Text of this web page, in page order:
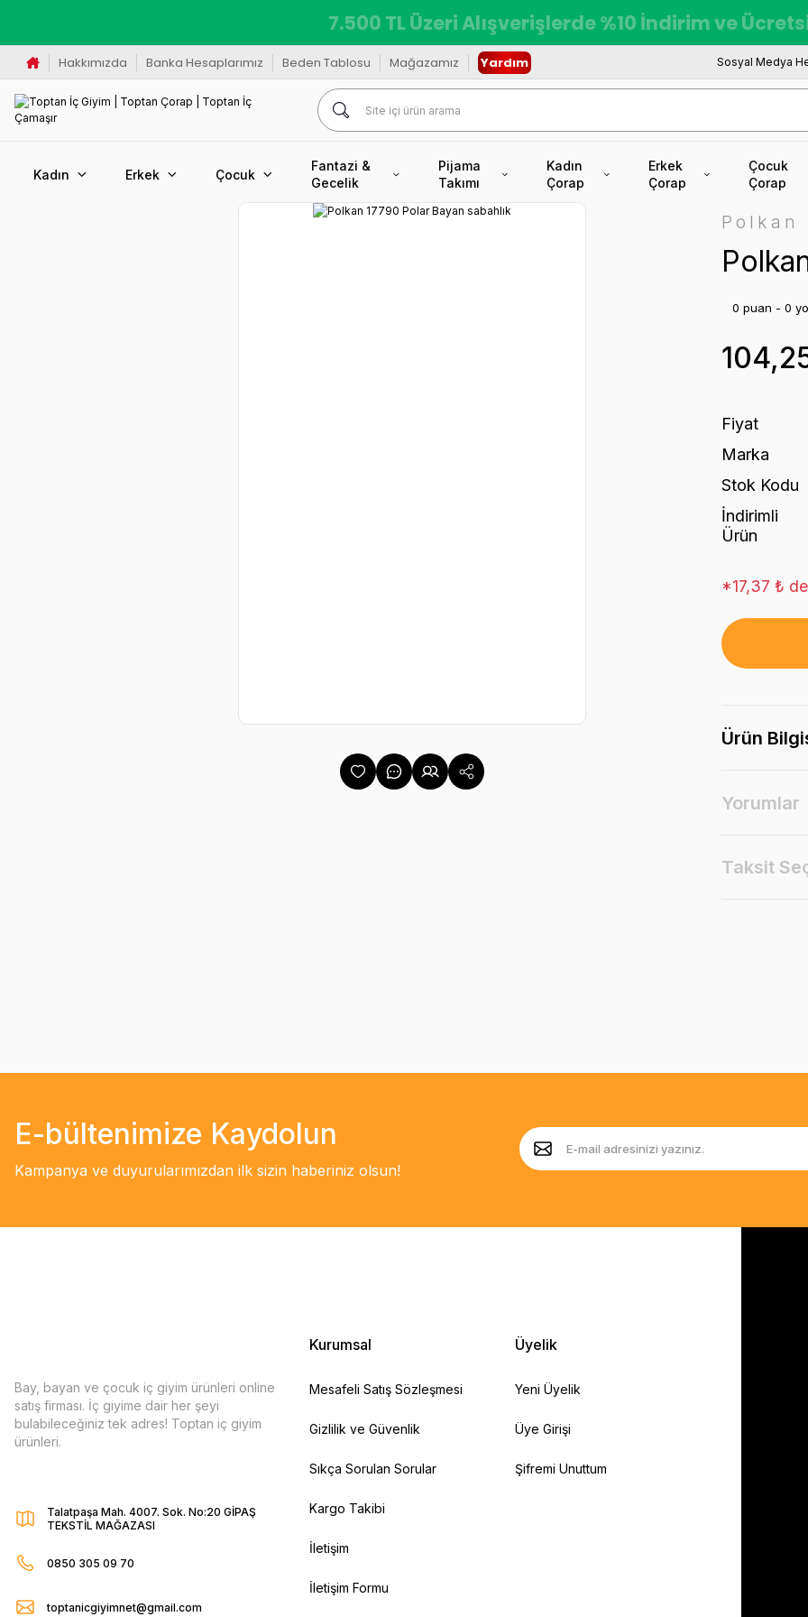
7.500 TL Üzeri Alışverişlerde %10 İndirim ve
Hakkımızda Banka Hesaplarımız Beden Tablosu Mağazamız Yardım Sosyal Medya
Kadın Erkek Çocuk
Fantazi &
Gecelik
Pijama
Takımı
Kadın
Çorap
Erkek
Çorap
Çocuk
Çorap
Polkan
0 puan - 0
Fiyat
Marka
Stok Kodu
İndirimli
Ürün
*17,37 ₺
Ürün
Yorumlar
Taksit
E-bültenimize Kaydolun
Kampanya ve duyurularımızdan ilk sizin haberiniz olsun!
Bay, bayan ve çocuk iç giyim ürünleri online
satış firması. İç giyime dair her şeyi
bulabileceğiniz tek adres! Toptan iç giyim
ürünleri.
Talatpaşa Mah. 4007. Sok. No:20 GİPAŞ
TEKSTİL MAĞAZASI
0850 305 09 70
toptanicgiyimnet@gmail.com
Kurumsal
Mesafeli Satış Sözleşmesi
Gizlilik ve Güvenlik
Sıkça Sorulan Sorular
Kargo Takibi
İletişim
İletişim Formu
Üyelik
Yeni Üyelik
Üye Girişi
Şifremi Unuttum